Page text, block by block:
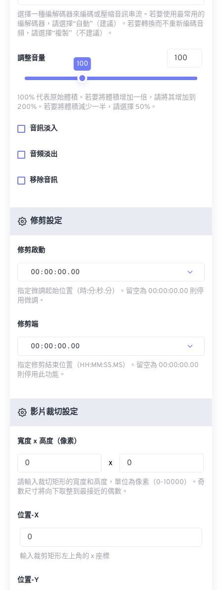
選擇一種編解碼器來編碼或壓縮音訊串流。若要使用最常用的
編解碼器，請選擇“自動”（建議）。若要轉換而不重新編碼音
頻，請選擇“複製”（不建議）。
調整音量
100
100% 代表原始體積。若要將體積增加一倍，請將其增加到
200%。若要將體積減少一半，請選擇 50%。
音訊淡入
音頻淡出
移除音訊
修剪設定
修剪啟動
00 : 00 : 00 . 00
指定微調起始位置（時:分:秒.分）。留空為 00:00:00.00 則停
用微調。
修剪端
00 : 00 : 00 . 00
指定修剪結束位置（HH:MM:SS.MS）。留空為 00:00:00.00
則停用此功能。
影片裁切設定
寬度 x 高度（像素）
x
請輸入裁切矩形的寬度和高度，單位為像素（0-10000）。奇
數尺寸將向下取整到最接近的偶數。
位置-X
輸入裁剪矩形左上角的 x 座標
位置-Y